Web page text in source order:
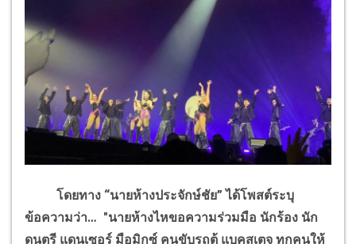
โดยทาง “นายห้างประจักษ์ชัย” ได้โพสต์ระบุ
ข้อความว่า… "นายห้างไหขอความร่วมมือ นักร้อง นัก
ดนตรี แดนเซอร์ มือมิกซ์ คนขับรถตู้ แบคสเตจ ทุกคนให้